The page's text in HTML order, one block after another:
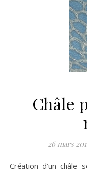
Châle
26 mars
Création d’un châle selon la demande de la mariée. Le